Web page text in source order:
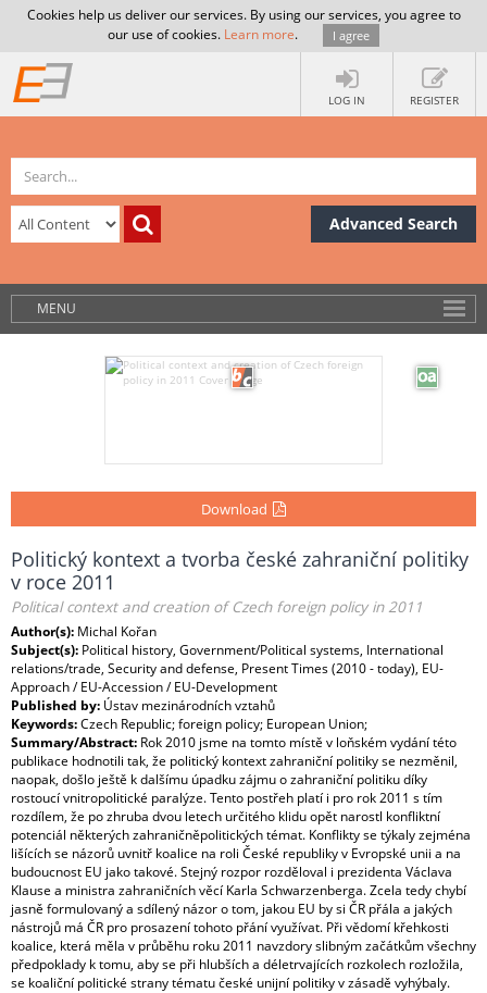
Cookies help us deliver our services. By using our services, you agree to
our use of cookies. Learn more. I agree
LOG IN REGISTER
Advanced Search
MENU
Download
Politický kontext a tvorba české zahraniční politiky
v roce 2011
Political context and creation of Czech foreign policy in 2011
Author(s): Michal Kořan
Subject(s): Political history, Government/Political systems, International
relations/trade, Security and defense, Present Times (2010 - today), EU-
Approach / EU-Accession / EU-Development
Published by: Ústav mezinárodních vztahů
Keywords:Czech Republic; foreign policy; European Union;
Summary/Abstract: Rok 2010 jsme na tomto místě v loňském vydání této
publikace hodnotili tak, že politický kontext zahraniční politiky se nezměnil,
naopak, došlo ještě k dalšímu úpadku zájmu o zahraniční politiku díky
rostoucí vnitropolitické paralýze. Tento postřeh platí i pro rok 2011 s tím
rozdílem, že po zhruba dvou letech určitého klidu opět narostl konfliktní
potenciál některých zahraničněpolitických témat. Konflikty se týkaly zejména
lišících se názorů uvnitř koalice na roli České republiky v Evropské unii a na
budoucnost EU jako takové. Stejný rozpor rozděloval i prezidenta Václava
Klause a ministra zahraničních věcí Karla Schwarzenberga. Zcela tedy chybí
jasně formulovaný a sdílený názor o tom, jakou EU by si ČR přála a jakých
nástrojů má ČR pro prosazení tohoto přání využívat. Při vědomí křehkosti
koalice, která měla v průběhu roku 2011 navzdory slibným začátkům všechny
předpoklady k tomu, aby se při hlubších a déletrvajících rozkolech rozložila,
se koaliční politické strany tématu české unijní politiky v zásadě vyhýbaly.